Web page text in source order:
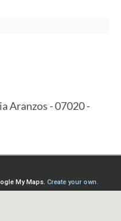
Aranzos - 07020 -